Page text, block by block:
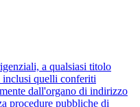
a qualsiasi titolo
quelli conferiti
dall'organo di indirizzo
procedure pubbliche di